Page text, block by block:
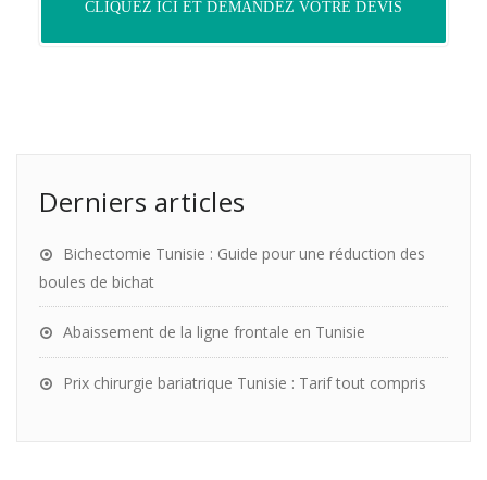
CLIQUEZ ICI ET DEMANDEZ VOTRE DEVIS
Derniers articles
Bichectomie Tunisie : Guide pour une réduction des
boules de bichat
Abaissement de la ligne frontale en Tunisie
Prix chirurgie bariatrique Tunisie : Tarif tout compris